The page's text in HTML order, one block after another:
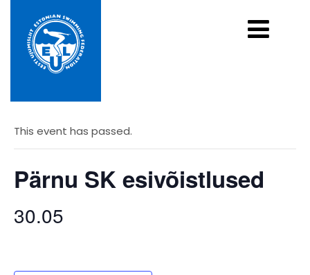
This event has passed.
Pärnu SK esivõistlused
30.05